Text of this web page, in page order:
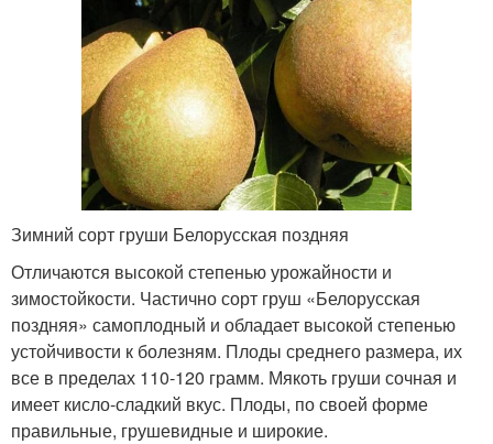
Зимний сорт груши Белорусская поздняя
Отличаются высокой степенью урожайности и
зимостойкости. Частично сорт груш «Белорусская
поздняя» самоплодный и обладает высокой степенью
устойчивости к болезням. Плоды среднего размера, их
все в пределах 110-120 грамм. Мякоть груши сочная и
имеет кисло-сладкий вкус. Плоды, по своей форме
правильные, грушевидные и широкие.